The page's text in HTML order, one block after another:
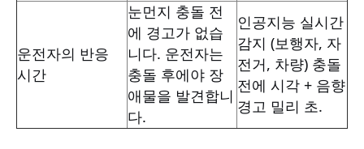
운전자의 반응
시간
눈먼지 충돌 전
에 경고가 없습
니다. 운전자는
충돌 후에야 장
애물을 발견합니
다.
인공지능 실시간
감지 (보행자, 자
전거, 차량) 충돌
전에 시각 + 음향
경고 밀리 초.